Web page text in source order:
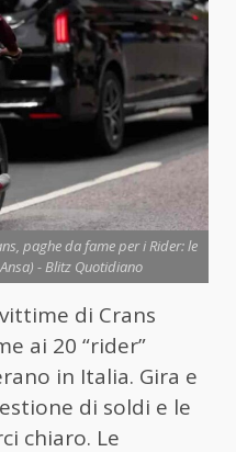
paghe da fame per i Rider: le
- Blitz Quotidiano
di Crans
ai 20 “rider”
in Italia. Gira e
di soldi e le
chiaro. Le